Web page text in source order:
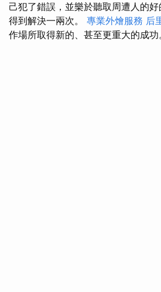
己犯了錯誤，並樂於聽取周遭人的
得到解決一兩次。 專業外燴服務 后
作場所取得新的、甚至更重大的成功